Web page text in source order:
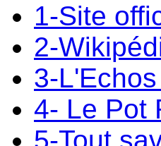
1-Site
2-
3-
4- Le Pot